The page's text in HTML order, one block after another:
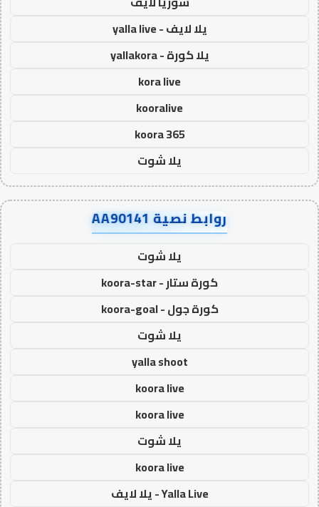
يلا لايف - yalla live
يلا كورة - yallakora
kora live
kooralive
koora 365
يلا شوت
روابط نصية AA90141
يلا شوت
كورة ستار - koora-star
كورة جول - koora-goal
يلا شوت
yalla shoot
koora live
koora live
يلا شوت
koora live
Yalla Live - يلا لايف